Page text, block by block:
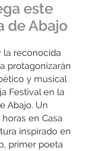
este
de Abajo
la reconocida
protagonizarán
y musical
Festival en la
Abajo. Un
en Casa
inspirado en
primer poeta